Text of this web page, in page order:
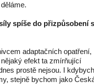
spíše do přizpůsobení
adaptačních opatření,
efekt ta zmírňující
prostě nejsou. I
stejně bychom jako